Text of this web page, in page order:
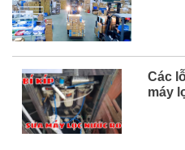
Các
máy